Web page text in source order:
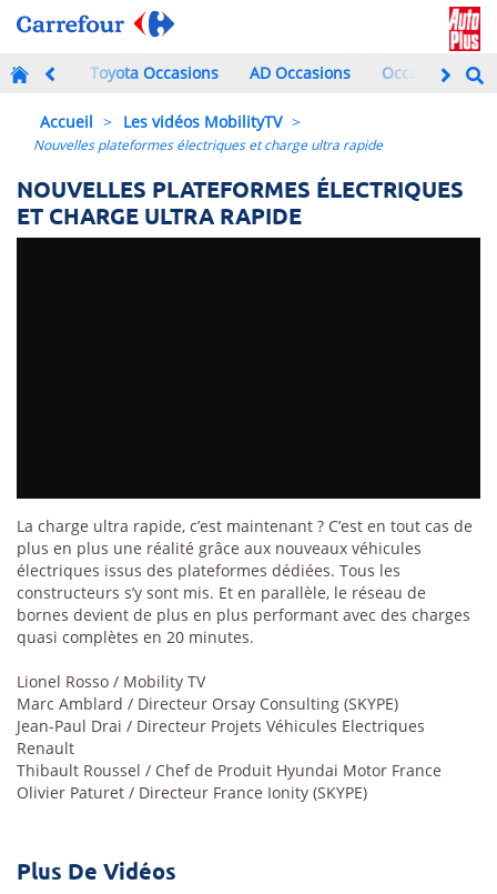
Toyota Occasions AD Occasions Occasions à
Accueil > Les vidéos MobilityTV >
Nouvelles plateformes électriques et charge ultra rapide
NOUVELLES PLATEFORMES ÉLECTRIQUES
ET CHARGE ULTRA RAPIDE
La charge ultra rapide, c’est maintenant ? C’est en tout cas de
plus en plus une réalité grâce aux nouveaux véhicules
électriques issus des plateformes dédiées. Tous les
constructeurs s’y sont mis. Et en parallèle, le réseau de
bornes devient de plus en plus performant avec des charges
quasi complètes en 20 minutes.
Lionel Rosso / Mobility TV
Marc Amblard / Directeur Orsay Consulting (SKYPE)
Jean-Paul Drai / Directeur Projets Véhicules Electriques
Renault
Thibault Roussel / Chef de Produit Hyundai Motor France
Olivier Paturet / Directeur France Ionity (SKYPE)
Plus De Vidéos